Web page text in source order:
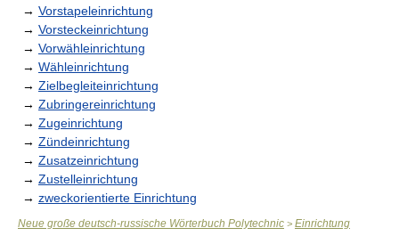
→ Vorstapeleinrichtung
→ Vorsteckeinrichtung
→ Vorwähleinrichtung
→ Wähleinrichtung
→ Zielbegleiteinrichtung
→ Zubringereinrichtung
→ Zugeinrichtung
→ Zündeinrichtung
→ Zusatzeinrichtung
→ Zustelleinrichtung
→ zweckorientierte Einrichtung
Neue große deutsch-russische Wörterbuch Polytechnic > Einrichtung